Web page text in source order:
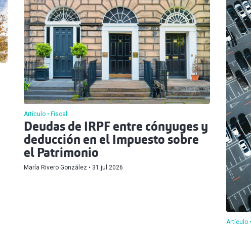
Artículo Fiscal
Deudas de IRPF entre cónyuges y
deducción en el Impuesto sobre
el Patrimonio
María Rivero González 31 jul 2026
Artículo